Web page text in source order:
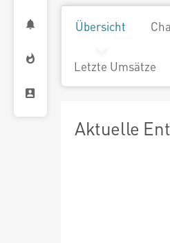
Übersicht
Letzte Umsätze
Aktuelle